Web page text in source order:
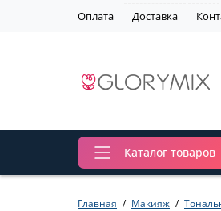
Оплата Доставка
Каталог товаров
Главная Макияж